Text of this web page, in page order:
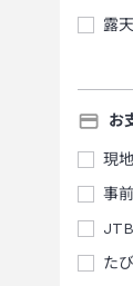
露
お
現
事
た